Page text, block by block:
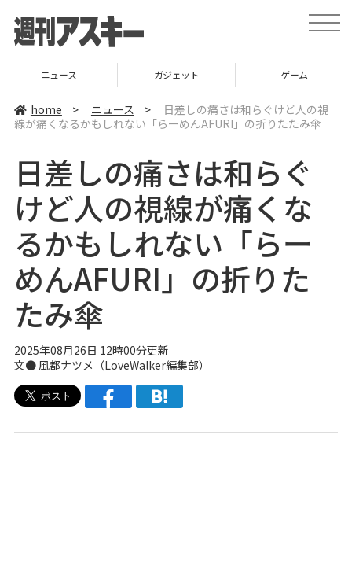
t
o
v
ニュース ガジェット ゲーム
home > ニュース >
日差しの痛さは和らぐけど人の視
線が痛くなるかもしれない「らーめんAFURI」の折りたたみ傘
日差しの痛さは和らぐ
けど人の視線が痛くな
るかもしれない「らー
めんAFURI」の折りた
たみ傘
2025年08月26日 12時00分更新
文● 風都ナツメ（LoveWalker編集部）